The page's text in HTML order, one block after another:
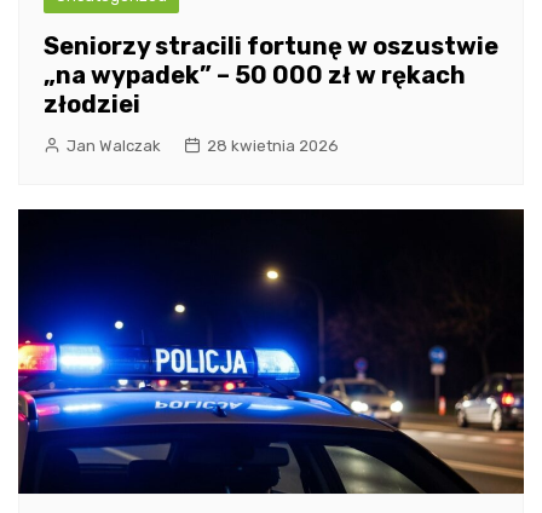
Seniorzy stracili fortunę w oszustwie
„na wypadek” – 50 000 zł w rękach
złodziei
Jan Walczak 28 kwietnia 2026